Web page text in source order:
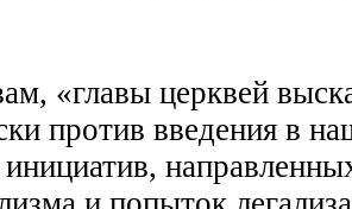
«главы церквей
против введения в